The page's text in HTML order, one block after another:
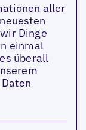
aller
Dinge
einmal
überall